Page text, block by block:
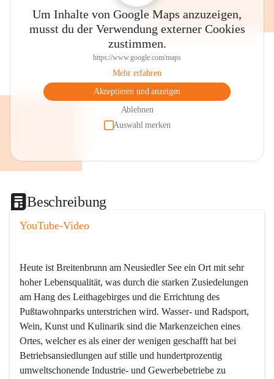
Um Inhalte von Google Maps anzuzeigen,
musst du der Verwendung externer Cookies
zustimmen.
https://www.google.com/maps
Mehr erfahren
Akzeptieren und anzeigen
Ablehnen
Auswahl merken
Beschreibung
YouTube-Video
Heute ist Breitenbrunn am Neusiedler See ein Ort mit sehr
hoher Lebensqualität, was durch die starken Zusiedelungen
am Hang des Leithagebirges und die Errichtung des
Pußtawohnparks unterstrichen wird. Wasser- und Radsport,
Wein, Kunst und Kulinarik sind die Markenzeichen eines
Ortes, welcher es als einer der wenigen geschafft hat bei
Betriebsansiedlungen auf stille und hundertprozentig
umweltschonende Industrie- und Gewerbebetriebe zu